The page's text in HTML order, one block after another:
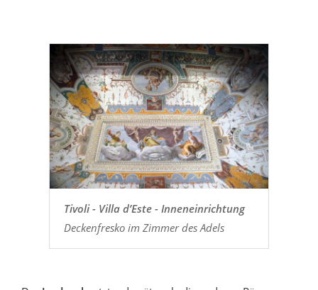
Tivoli - Villa d’Este - Inneneinrichtung
Deckenfresko im Zimmer des Adels